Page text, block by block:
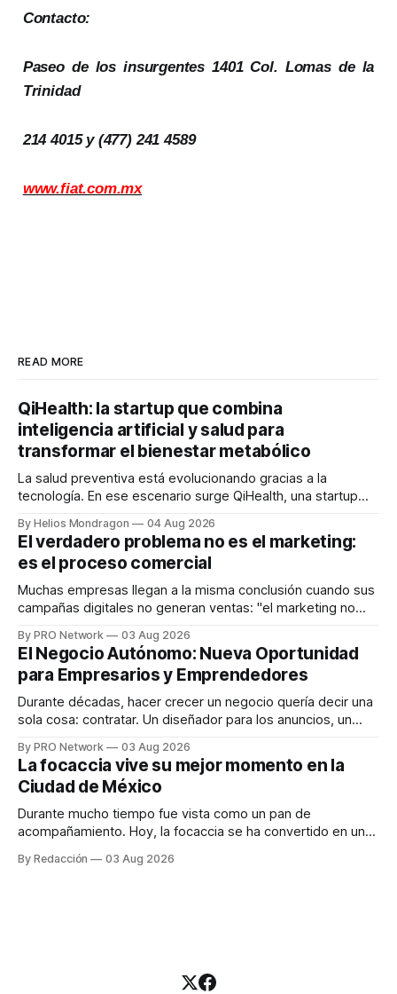
Contacto:
Paseo de los insurgentes 1401 Col. Lomas de la
Trinidad
214 4015 y (477) 241 4589
www.fiat.com.mx
READ MORE
QiHealth: la startup que combina
inteligencia artificial y salud para
transformar el bienestar metabólico
La salud preventiva está evolucionando gracias a la
tecnología. En ese escenario surge QiHealth, una startup
dispositivos inteligentes, inteligencia artificial y monitoreo
en tiempo real para ayudar a las personas a tomar mejores
decisiones sobre su salud metabólica. Su propuesta busca
responder
By Helios Mondragon 04 Aug 2026
El verdadero problema no es el marketing:
es el proceso comercial
Muchas empresas llegan a la misma conclusión cuando sus
campañas digitales no generan ventas: "el marketing no
INTERIUS, el problema suele estar en otro lugar. Durante
una entrevista para el podcast SER PRO, el especialista en
marketing digital explicó que
By PRO Network 03 Aug 2026
El Negocio Autónomo: Nueva Oportunidad
para Empresarios y Emprendedores
Durante décadas, hacer crecer un negocio quería decir una
sola cosa: contratar. Un diseñador para los anuncios, un
para los textos, alguien que supiera de publicidad digital
para encontrar prospectos, un vendedor para atender
llamadas y mensajes, y —con suerte— una persona
By PRO Network 03 Aug 2026
La focaccia vive su mejor momento en la
Ciudad de México
Durante mucho tiempo fue vista como un pan de
acompañamiento. Hoy, la focaccia se ha convertido en uno
artesanal, ingredientes de calidad y experiencias que
By Redacción 03 Aug 2026